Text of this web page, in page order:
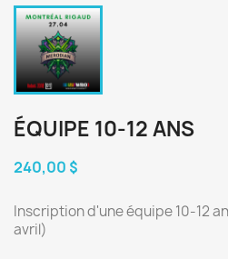
ÉQUIPE 10-12 ANS
240,00 $
Inscription d'une équipe 10-12
avril)